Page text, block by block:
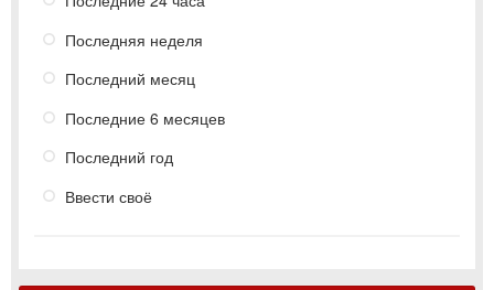
Последняя неделя
Последний месяц
Последние 6 месяцев
Последний год
Ввести своё